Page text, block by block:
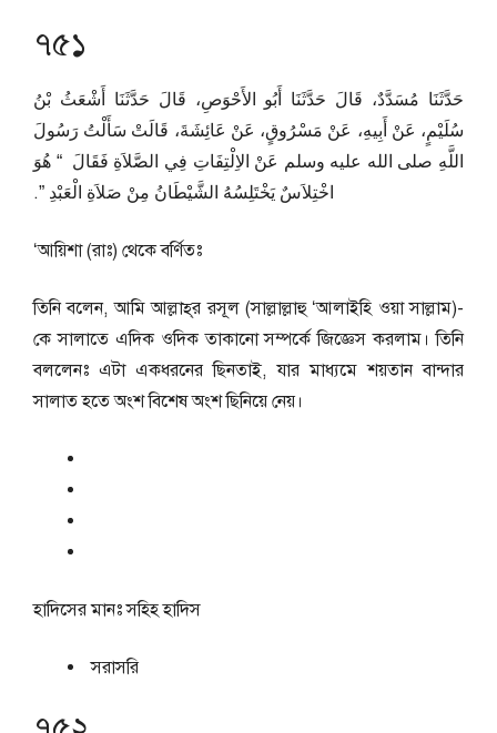
৭৫১
حَدَّثَنَا مُسَدَّدٌ، قَالَ حَدَّثَنَا أَبُو الأَحْوَصِ، قَالَ حَدَّثَنَا أَشْعَثُ بْنُ
سُلَيْمٍ، عَنْ أَبِيهِ، عَنْ مَسْرُوقٍ، عَنْ عَائِشَةَ، قَالَتْ سَأَلْتُ رَسُولَ
اللَّهِ صلى الله عليه وسلم عَنْ الاِلْتِفَاتِ فِي الصَّلاَةِ فَقَالَ ‏ “‏ هُوَ
اخْتِلاَسٌ يَخْتَلِسُهُ الشَّيْطَانُ مِنْ صَلاَةِ الْعَبْدِ ‏”‏‏.‏
‘আয়িশা (রাঃ) থেকে বর্ণিতঃ
তিনি বলেন, আমি আল্লাহ্‌র রসূল (সাল্লাল্লাহু ‘আলাইহি ওয়া সাল্লাম)-
কে সালাতে এদিক ওদিক তাকানো সম্পর্কে জিজ্ঞেস করলাম। তিনি
বললেনঃ এটা একধরনের ছিনতাই, যার মাধ্যমে শয়তান বান্দার
সালাত হতে অংশ বিশেষ অংশ ছিনিয়ে নেয়।
হাদিসের মানঃসহিহ হাদিস
সরাসরি